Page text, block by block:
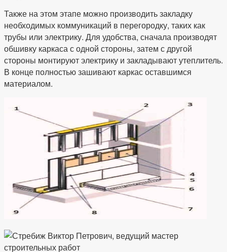
Также на этом этапе можно производить закладку
необходимых коммуникаций в перегородку, таких как
трубы или электрику. Для удобства, сначала производят
обшивку каркаса с одной стороны, затем с другой
стороны монтируют электрику и закладывают утеплитель.
В конце полностью зашивают каркас оставшимся
материалом.